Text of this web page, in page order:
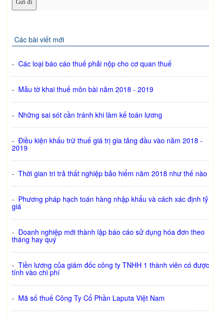
Các bài viết mới
- Các loại báo cáo thuế phải nộp cho cơ quan thuế
- Mẫu tờ khai thuế môn bài năm 2018 - 2019
- Những sai sót cần tránh khi làm kế toán lương
- Điều kiện khấu trừ thuế giá trị gia tăng đầu vào năm 2018 -
2019
- Thời gian tri trả thất nghiệp bảo hiểm năm 2018 như thế nào
- Phương pháp hạch toán hàng nhập khẩu và cách xác định tỷ
giá
- Doanh nghiệp mới thành lập báo cáo sử dụng hóa đơn theo
tháng hay quý
- Tiền lương của giám đốc công ty TNHH 1 thành viên có được
tính vào chi phí
- Mã số thuế Công Ty Cổ Phần Laputa Việt Nam